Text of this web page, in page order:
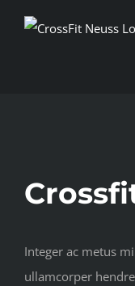
Integer ac metus
ullamcorper